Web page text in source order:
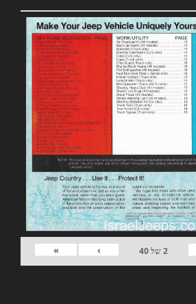
2של40
›
»